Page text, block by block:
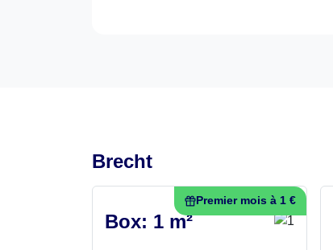
Brecht
Premier mois à 1 €
Box: 1 m²